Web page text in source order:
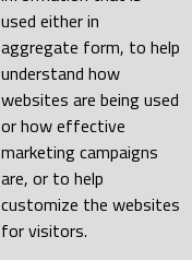
used either in
aggregate form, to help
understand how
websites are being used
or how effective
marketing campaigns
are, or to help
customize the websites
for visitors.